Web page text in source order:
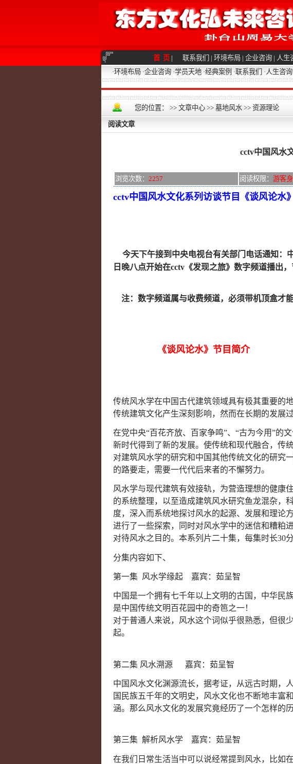
首 页 | 联系我们 | 环境布局 | 企业咨询 | 人生
·环境布局 ·企业咨询 ·学员天地 ·经典案例 ·联系我们 ·人生咨询
您的位置： >> 文章中心 >> 墓地风水 >> 资源理论
阅读文章
cctv中国风水
浏览次数： 2257 阅读权限： 游客
cctv中国风水文化系列访谈节目《谈风论水
今天下午接到中央电视台有关部门电话通知：
日晚八点开始在cctv《发现之旅》数字频道播出
注：数字频道属与收费频道，必须带机顶盒才能
《谈风论水》节目简介
传统风水学在中国古代建筑领域具有极其重要的
传统建筑文化产生深刻影响，然而在长期的发展
在党中央“百花齐放、百家争鸣”、“古为今用”的
新时代得到了新的发展。使传统和现代融合，传
对建筑风水学的研究和中国其他传统文化的研究
的路要走，需要一代代后来者的不懈努力。
风水学与现代建筑有效接轨，为营造理想的健康
的系统整理，以至造成建筑风水研究鱼龙混杂，
度，深入而系统地探讨风水的起源、发展和理论
进行了一些探索，同时对风水学中的迷信和糟粕
对待风水之目的。本系列片二十集，每集时长30分
分集内容如下、
第一集 风水学缘起 嘉宾：茹呈智
中国是一个拥有七千年以上文明的古国，中华民
是中国传统文明百花园中的奇笆之一！
对于普通人来说，风水这个词似乎很熟悉，但很
起。
第二集 风水溯源 嘉宾：茹呈智
中国风水文化渊源流长，据考证，从远古时期，
国民族五千年的文明史，风水文化也不断地丰富
涵。那么风水文化的发展究竟经历了一个怎样的
第三集 解析风水学 嘉宾：茹呈智
在我们日常生活当中可以说经常提到风水，比如